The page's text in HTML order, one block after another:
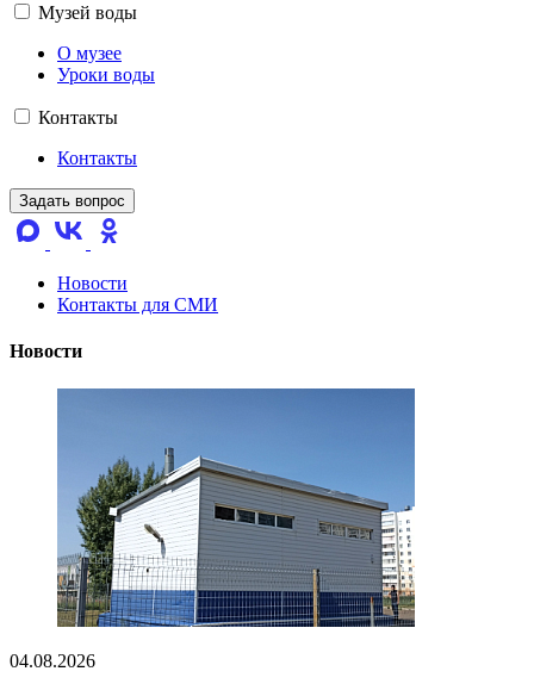
Музей воды
О музее
Уроки воды
Контакты
Контакты
Задать вопрос
Новости
Контакты для СМИ
Новости
04.08.2026